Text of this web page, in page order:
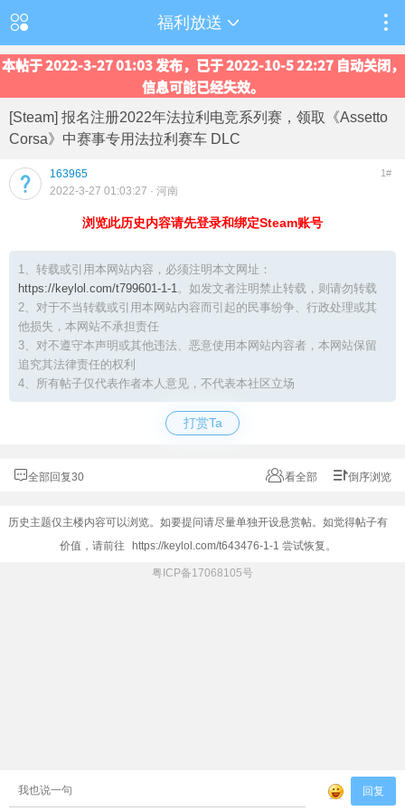
福利放送
本帖于 2022-3-27 01:03 发布，已于 2022-10-5 22:27 自动关闭，
信息可能已经失效。
[Steam] 报名注册2022年法拉利电竞系列赛，领取《Assetto
Corsa》中赛事专用法拉利赛车 DLC
163965 1#
2022-3-27 01:03:27 · 河南
浏览此历史内容请先登录和绑定Steam账号
1、转载或引用本网站内容，必须注明本文网址：
https://keylol.com/t799601-1-1。如发文者注明禁止转载，则请勿转载
2、对于不当转载或引用本网站内容而引起的民事纷争、行政处理或其
他损失，本网站不承担责任
3、对不遵守本声明或其他违法、恶意使用本网站内容者，本网站保留
追究其法律责任的权利
4、所有帖子仅代表作者本人意见，不代表本社区立场
打赏Ta
全部回复30 看全部 倒序浏览
历史主题仅主楼内容可以浏览。如要提问请尽量单独开设悬赏帖。如觉得帖子有
价值，请前往
https://keylol.com/t643476-1-1 尝试恢复。
粤ICP备17068105号